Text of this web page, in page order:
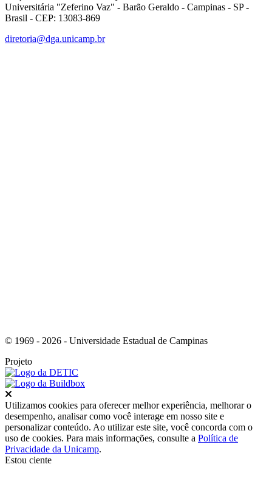
Universitária "Zeferino Vaz" - Barão Geraldo - Campinas - SP -
Brasil - CEP: 13083-869
diretoria@dga.unicamp.br
© 1969 - 2026 - Universidade Estadual de Campinas
Projeto
Utilizamos cookies para oferecer melhor experiência, melhorar o
desempenho, analisar como você interage em nosso site e
personalizar conteúdo. Ao utilizar este site, você concorda com o
uso de cookies. Para mais informações, consulte a Política de
Privacidade da Unicamp.
Estou ciente